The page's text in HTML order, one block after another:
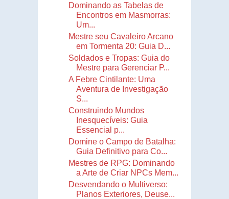
Dominando as Tabelas de
Encontros em Masmorras:
Um...
Mestre seu Cavaleiro Arcano
em Tormenta 20: Guia D...
Soldados e Tropas: Guia do
Mestre para Gerenciar P...
A Febre Cintilante: Uma
Aventura de Investigação
S...
Construindo Mundos
Inesquecíveis: Guia
Essencial p...
Domine o Campo de Batalha:
Guia Definitivo para Co...
Mestres de RPG: Dominando
a Arte de Criar NPCs Mem...
Desvendando o Multiverso:
Planos Exteriores, Deuse...